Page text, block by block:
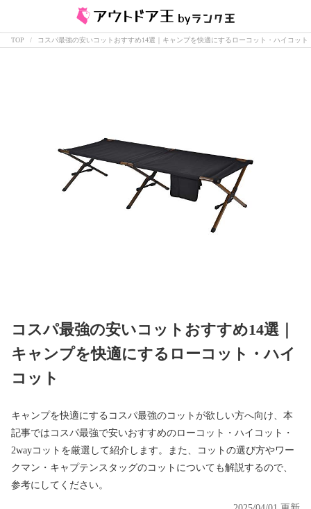
TOP コスパ最強の安いコットおすすめ14選｜キャンプを快適にするローコット・ハイコット
コスパ最強の安いコットおすすめ14選｜
キャンプを快適にするローコット・ハイ
コット
キャンプを快適にするコスパ最強のコットが欲しい方へ向け、本
記事ではコスパ最強で安いおすすめのローコット・ハイコット・
2wayコットを厳選して紹介します。また、コットの選び方やワー
クマン・キャプテンスタッグのコットについても解説するので、
参考にしてください。